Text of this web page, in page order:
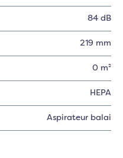
84 dB
219 mm
0 m²
HEPA
Aspirateur balai